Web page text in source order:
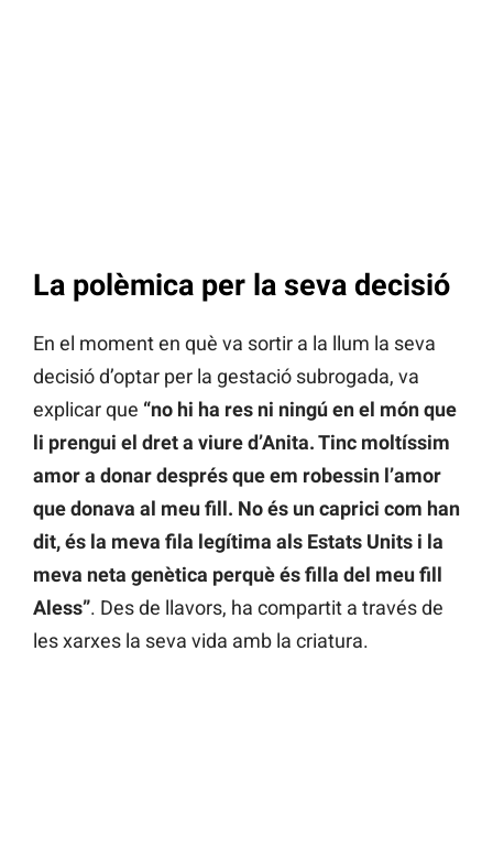
La polèmica per la seva decisió
En el moment en què va sortir a la llum la seva
decisió d’optar per la gestació subrogada, va
explicar que “no hi ha res ni ningú en el món que
li prengui el dret a viure d’Anita. Tinc moltíssim
amor a donar després que em robessin l’amor
que donava al meu fill. No és un caprici com han
dit, és la meva fila legítima als Estats Units i la
meva neta genètica perquè és filla del meu fill
Aless”. Des de llavors, ha compartit a través de
les xarxes la seva vida amb la criatura.